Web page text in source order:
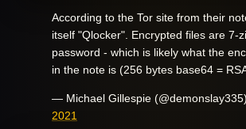
According to the Tor site from their
itself "Qlocker". Encrypted files are 7-
password - which is likely what the
in the note is (256 bytes base64 =
— Michael Gillespie (@demonslay335)
2021